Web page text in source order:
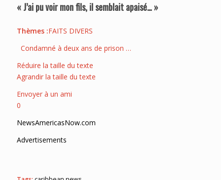
« J’ai pu voir mon fils, il semblait apaisé… »
Thèmes :FAITS DIVERS
Condamné à deux ans de prison …
Réduire la taille du texte
Agrandir la taille du texte
Envoyer à un ami
0
NewsAmericasNow.com
Advertisements